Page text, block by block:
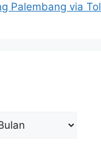
Palembang via Tol